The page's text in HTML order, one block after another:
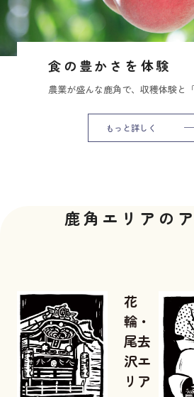
食の豊かさを体験
農業が盛んな鹿角で、収穫体験と
もっと詳しく
鹿角エリアの
花
輪・
尾去
沢エ
リア